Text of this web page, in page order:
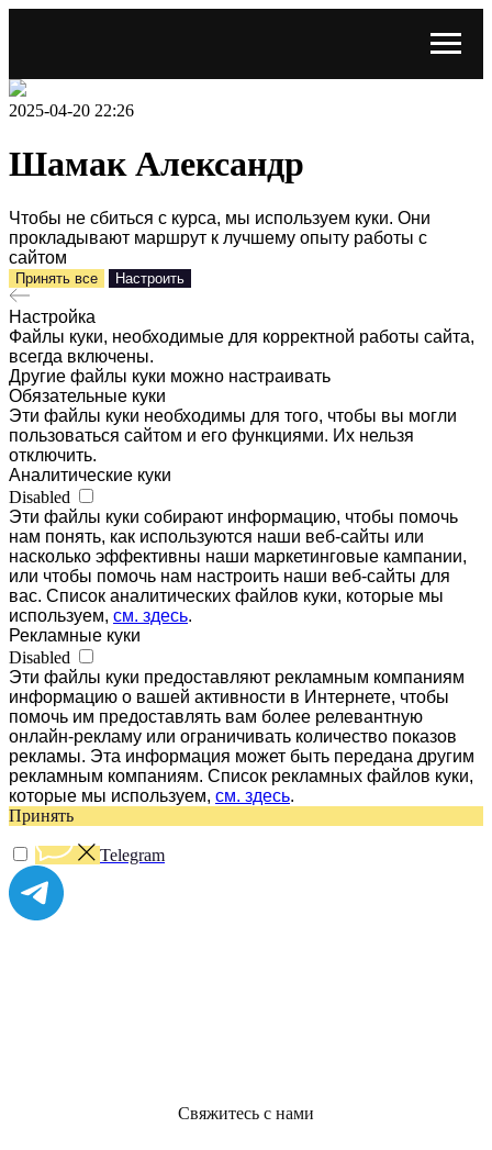
2025-04-20 22:26
Шамак Александр
Чтобы не сбиться с курса, мы используем куки. Они
прокладывают маршрут к лучшему опыту работы с
сайтом
Принять все Настроить
Настройка
Файлы куки, необходимые для корректной работы сайта,
всегда включены.
Другие файлы куки можно настраивать
Обязательные куки
Эти файлы куки необходимы для того, чтобы вы могли
пользоваться сайтом и его функциями. Их нельзя
отключить.
Аналитические куки
Disabled
Эти файлы куки собирают информацию, чтобы помочь
нам понять, как используются наши веб-сайты или
насколько эффективны наши маркетинговые кампании,
или чтобы помочь нам настроить наши веб-сайты для
вас. Список аналитических файлов куки, которые мы
используем, см. здесь.
Рекламные куки
Disabled
Эти файлы куки предоставляют рекламным компаниям
информацию о вашей активности в Интернете, чтобы
помочь им предоставлять вам более релевантную
онлайн-рекламу или ограничивать количество показов
рекламы. Эта информация может быть передана другим
рекламным компаниям. Список рекламных файлов куки,
которые мы используем, см. здесь.
Принять
Telegram
Свяжитесь с нами